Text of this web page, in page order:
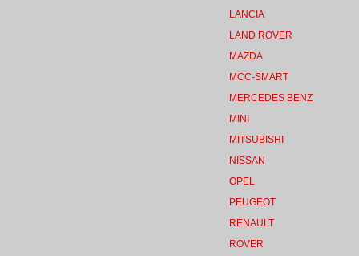
LANCIA
LAND ROVER
MAZDA
MCC-SMART
MERCEDES BENZ
MINI
MITSUBISHI
NISSAN
OPEL
PEUGEOT
RENAULT
ROVER